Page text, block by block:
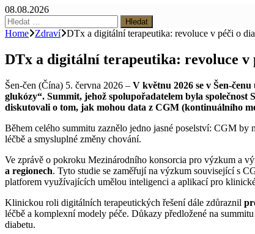
08.08.2026
Vyhledávání
Home
Zdraví DTx a digitální terapeutika: revoluce v péči o
DTx a digitální terapeutika: revoluce v
Šen-čen (Čína) 5. června 2026 – V květnu 2026 se v Šen-
glukózy“. Summit, jehož spolupořadatelem byla
diskutovali o tom, jak mohou data z CGM (kontinuálního
Během celého summitu zaznělo jedno jasné poselství: CGM
léčbě a smysluplné změny chování.
Ve zprávě o pokroku Mezinárodního konsorcia pro výzkum a
a regionech. Tyto studie se zaměřují na výzkum související s
platforem využívajících umělou inteligenci a aplikací pro
Klinickou roli digitálních terapeutických řešení dále zdůraznil
léčbě a komplexní modely péče. Důkazy předložené na
diabetu.